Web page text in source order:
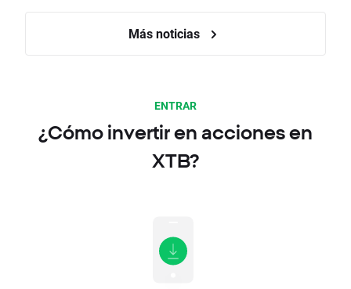
Más noticias
ENTRAR
¿Cómo invertir en acciones en
XTB?